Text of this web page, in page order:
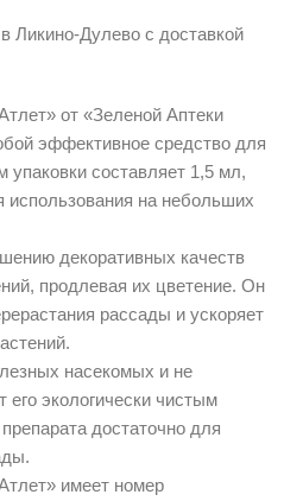
Ликино-Дулево с доставкой
от «Зеленой Аптеки
эффективное средство для
составляет 1,5 мл,
использования на небольших
декоративных качеств
продлевая их цветение. Он
рассады и ускоряет
насекомых и не
его экологически чистым
достаточно для
имеет номер